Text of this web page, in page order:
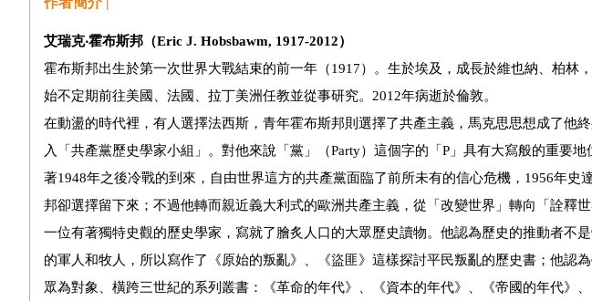
艾瑞克‧霍布斯邦（Eric J. Hobsbawm, 1917-2012）
霍布斯邦出生於第一次世界大戰結束的前一年（1917）。生於埃及，成長於維也納、柏林
始不定期前往美國、法國、拉丁美洲任教並從事研究。2012年病逝於倫敦。
在動盪的時代裡，有人選擇法西斯，青年霍布斯邦則選擇了共產主義，馬克思思想成了他
入「共產黨歷史學家小組」。對他來說「黨」（Party）這個字的「P」具有大寫般的重要
著1948年之後冷戰的到來，自由世界這方的共產黨面臨了前所未有的信心危機，1956年史
邦卻選擇留下來；不過他轉而親近義大利式的歐洲共產主義，從「改變世界」轉向「詮釋世
一位有著獨特史觀的歷史學家，寫就了膾炙人口的大眾歷史讀物。他認為歷史的推動者不
的軍人和牧人，所以寫作了《原始的叛亂》、《盜匪》這樣探討平民叛亂的歷史書；他認
眾為對象、橫跨三世紀的系列叢書：《革命的年代》、《資本的年代》、《帝國的年代》